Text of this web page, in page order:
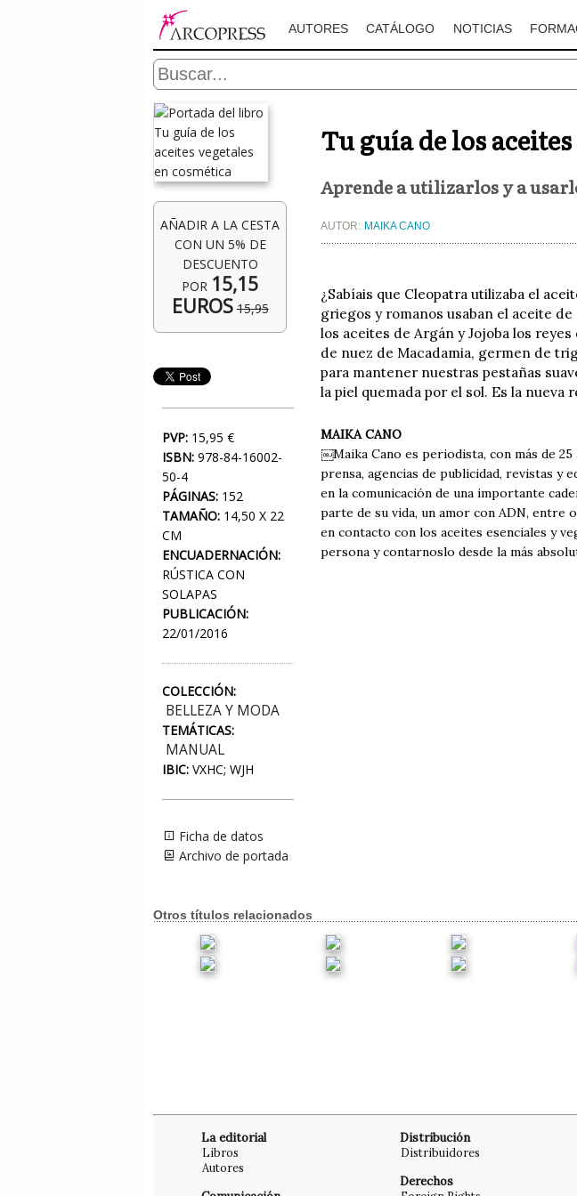
AUTORES CATÁLOGO NOTICIAS
AÑADIR A LA CESTA
CON UN 5% DE
DESCUENTO
POR 15,15
EUROS 15,95
PVP: 15,95 €
ISBN: 978-84-16002-
50-4
PÁGINAS: 152
TAMAÑO: 14,50 X 22
CM
ENCUADERNACIÓN:
RÚSTICA CON
SOLAPAS
PUBLICACIÓN:
22/01/2016
COLECCIÓN:
BELLEZA Y MODA
TEMÁTICAS:
MANUAL
IBIC: VXHC; WJH
Ficha de datos
Archivo de portada
Tu guía de los
Aprende a utilizarlos y a
AUTOR: MAIKA CANO
¿Sabíais que Cleopatra utilizaba el
griegos y romanos usaban el aceite
los aceites de Argán y Jojoba los
de nuez de Macadamia, germen de
para mantener nuestras pestañas
la piel quemada por el sol. Es la
MAIKA CANO
￼Maika Cano es periodista, con más de
prensa, agencias de publicidad, revistas y
en la comunicación de una importante
parte de su vida, un amor con ADN, entre
en contacto con los aceites esenciales y
persona y contarnoslo desde la más
Otros títulos relacionados
La editorial
Libros
Autores
Distribución
Distribuidores
Derechos